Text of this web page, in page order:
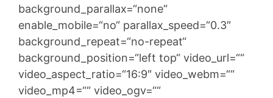
background_parallax=“none“
enable_mobile=“no“ parallax_speed=“0.3″
background_repeat=“no-repeat“
background_position=“left top“ video_url=““
video_aspect_ratio=“16:9″ video_webm=““
video_mp4=““ video_ogv=““